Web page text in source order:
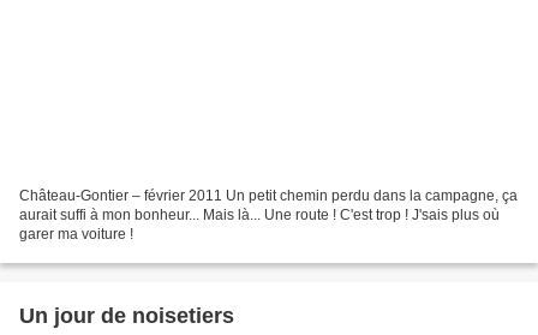
Château-Gontier – février 2011 Un petit chemin perdu dans la campagne, ça
aurait suffi à mon bonheur... Mais là... Une route ! C'est trop ! J'sais plus où
garer ma voiture !
Un jour de noisetiers